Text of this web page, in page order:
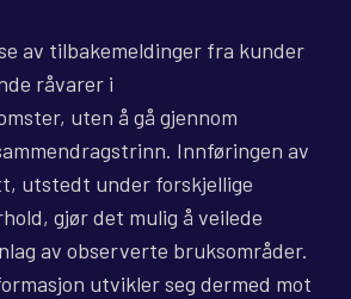
av tilbakemeldinger fra kunder
råvarer i
uten å gå gjennom
Innføringen av
utstedt under forskjellige
gjør det mulig å veilede
av observerte bruksområder.
utvikler seg dermed mot